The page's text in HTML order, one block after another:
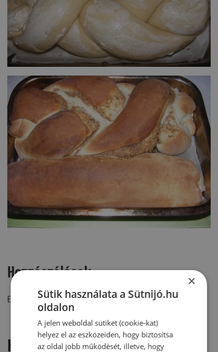
Hozzászólások
Ehhez a recepthez még nem érkezett hozzászólás.
Hozzászólás írása
×
Sütik használata a Sütnijó.hu
oldalon
A jelen weboldal sütiket (cookie-kat)
helyez el az eszközeiden, hogy biztosítsa
az oldal jobb működését, illetve, hogy